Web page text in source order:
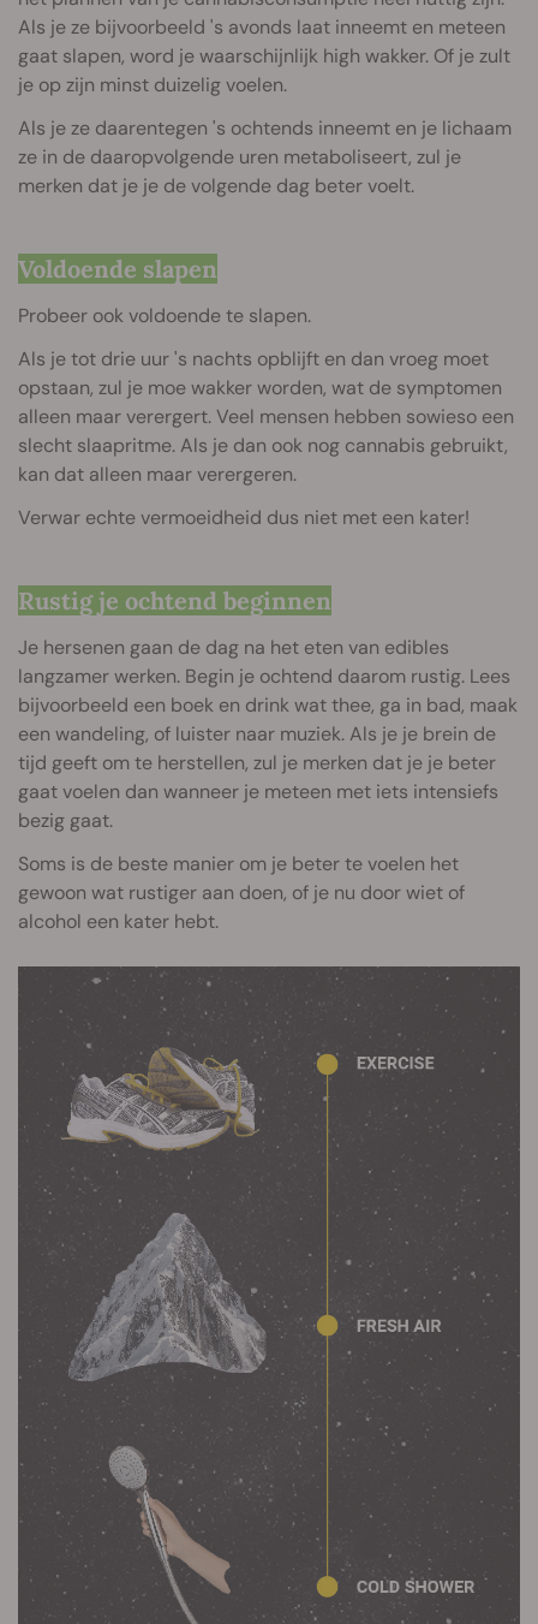
Als je ze bijvoorbeeld 's avonds laat inneemt en meteen
gaat slapen, word je waarschijnlijk high wakker. Of je zult
je op zijn minst duizelig voelen.
Als je ze daarentegen 's ochtends inneemt en je lichaam
ze in de daaropvolgende uren metaboliseert, zul je
merken dat je je de volgende dag beter voelt.
Voldoende slapen
Probeer ook voldoende te slapen.
Als je tot drie uur 's nachts opblijft en dan vroeg moet
opstaan, zul je moe wakker worden, wat de symptomen
alleen maar verergert. Veel mensen hebben sowieso een
slecht slaapritme. Als je dan ook nog cannabis gebruikt,
kan dat alleen maar verergeren.
Verwar echte vermoeidheid dus niet met een kater!
Rustig je ochtend beginnen
Je hersenen gaan de dag na het eten van edibles
langzamer werken. Begin je ochtend daarom rustig. Lees
bijvoorbeeld een boek en drink wat thee, ga in bad, maak
een wandeling, of luister naar muziek. Als je je brein de
tijd geeft om te herstellen, zul je merken dat je je beter
gaat voelen dan wanneer je meteen met iets intensiefs
bezig gaat.
Soms is de beste manier om je beter te voelen het
gewoon wat rustiger aan doen, of je nu door wiet of
alcohol een kater hebt.